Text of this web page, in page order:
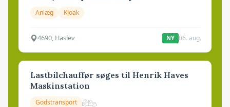
Anlæg Kloak
4690, Haslev NY 06. aug.
Lastbilchauffør søges til Henrik Haves
Maskinstation
Godstransport